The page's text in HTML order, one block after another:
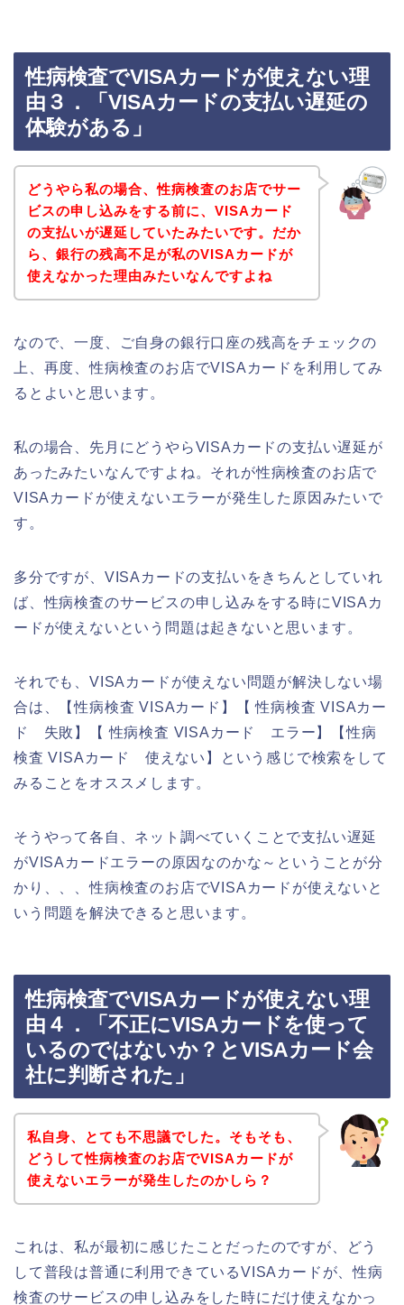
性病検査でVISAカードが使えない理
由３．「VISAカードの支払い遅延の
体験がある」
どうやら私の場合、性病検査のお店でサー
ビスの申し込みをする前に、VISAカード
の支払いが遅延していたみたいです。だか
ら、銀行の残高不足が私のVISAカードが
使えなかった理由みたいなんですよね
なので、一度、ご自身の銀行口座の残高をチェックの
上、再度、性病検査のお店でVISAカードを利用してみ
るとよいと思います。
私の場合、先月にどうやらVISAカードの支払い遅延が
あったみたいなんですよね。それが性病検査のお店で
VISAカードが使えないエラーが発生した原因みたいで
す。
多分ですが、VISAカードの支払いをきちんとしていれ
ば、性病検査のサービスの申し込みをする時にVISAカ
ードが使えないという問題は起きないと思います。
それでも、VISAカードが使えない問題が解決しない場
合は、【性病検査 VISAカード】【 性病検査 VISAカー
ド 失敗】【 性病検査 VISAカード エラー】【性病
検査 VISAカード 使えない】という感じで検索をして
みることをオススメします。
そうやって各自、ネット調べていくことで支払い遅延
がVISAカードエラーの原因なのかな～ということが分
かり、、、性病検査のお店でVISAカードが使えないと
いう問題を解決できると思います。
性病検査でVISAカードが使えない理
由４．「不正にVISAカードを使って
いるのではないか？とVISAカード会
社に判断された」
私自身、とても不思議でした。そもそも、
どうして性病検査のお店でVISAカードが
使えないエラーが発生したのかしら？
これは、私が最初に感じたことだったのですが、どう
して普段は普通に利用できているVISAカードが、性病
検査のサービスの申し込みをした時にだけ使えなかっ